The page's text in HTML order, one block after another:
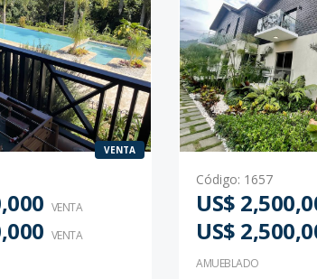
VENTA
VENTA
VENTA
Código: 1657
US$
US$
AMUEBLADO